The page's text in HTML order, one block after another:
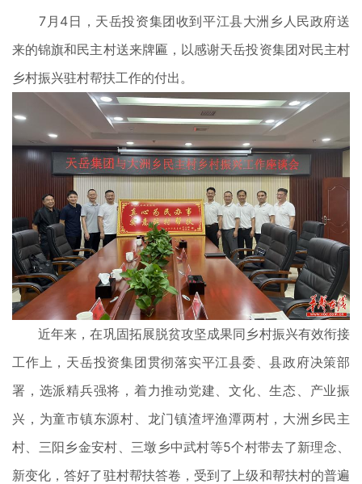
7月4日，天岳投资集团收到平江县大洲乡人民政府送
来的锦旗和民主村送来牌匾，以感谢天岳投资集团对民主村
乡村振兴驻村帮扶工作的付出。
近年来，在巩固拓展脱贫攻坚成果同乡村振兴有效衔接
工作上，天岳投资集团贯彻落实平江县委、县政府决策部
署，选派精兵强将，着力推动党建、文化、生态、产业振
兴，为童市镇东源村、龙门镇渣坪渔潭两村，大洲乡民主
村、三阳乡金安村、三墩乡中武村等5个村带去了新理念、
新变化，答好了驻村帮扶答卷，受到了上级和帮扶村的普遍